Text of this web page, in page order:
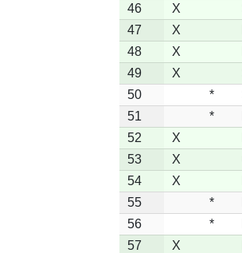
46
X
47
X
48
X
49
X
50
*
51
*
52
X
53
X
54
X
55
*
56
*
57
X